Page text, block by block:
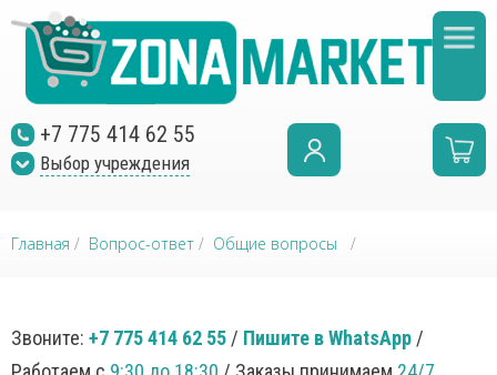
+7 775 414 62 55
Выбор учреждения
Главная / Вопрос-ответ / Общие вопросы /
Звоните: +7 775 414 62 55 / Пишите в WhatsApp /